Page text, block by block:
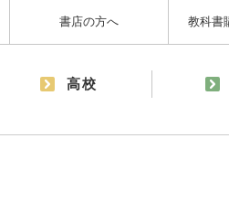
書店の方へ 教科書
高校